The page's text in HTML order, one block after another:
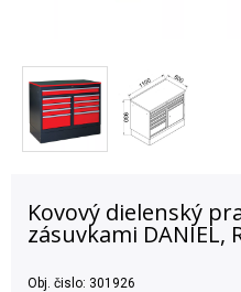
Kovový dielenský
zásuvkami DANIEL,
Obj. čislo: 301926